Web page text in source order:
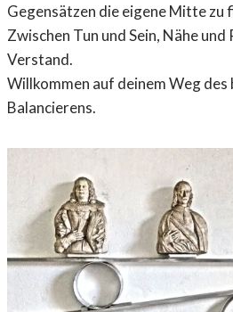
Gegensätzen die eigene Mitte zu
Zwischen Tun und Sein, Nähe und
Verstand.
Willkommen auf deinem Weg des
Balancierens.